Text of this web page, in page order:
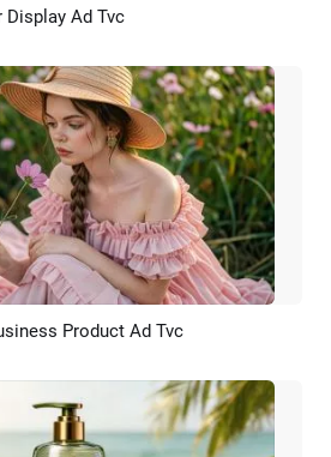
Criar IA
Display Ad Tvc
Criar IA
Product Ad Tvc